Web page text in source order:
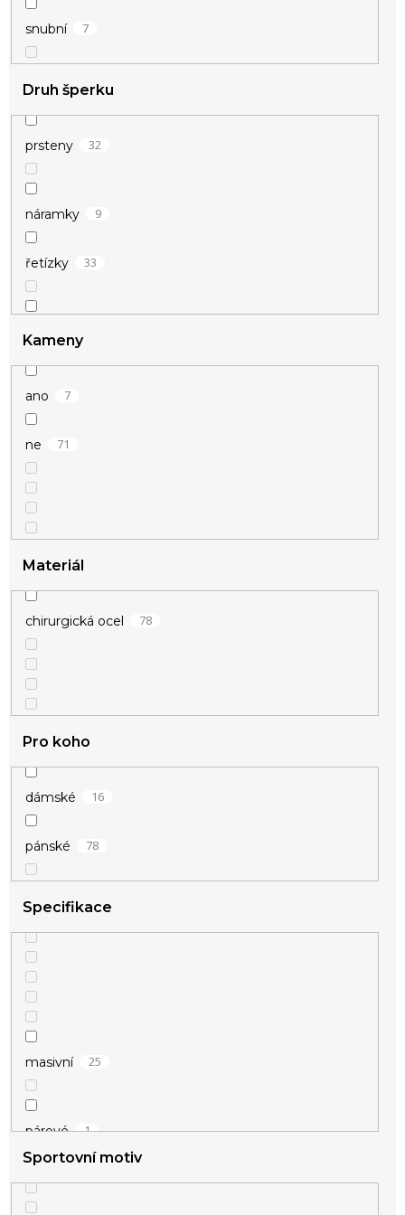
stříbrná
snubní 7
Druh šperku
prsteny 32
náramky 9
řetízky 33
přívěsky
Kameny
ano 7
ne 71
Materiál
chirurgická ocel 78
Pro koho
dámské 16
pánské 78
Specifikace
masivní 25
párové 1
Sportovní motiv